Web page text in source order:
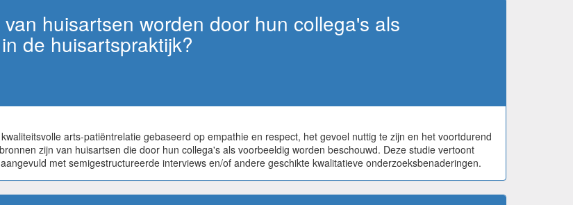
huisartsen worden door hun collega's als
de huisartspraktijk?
arts-patiëntrelatie gebaseerd op empathie en respect, het gevoel nuttig te zijn en het voortdurend
zijn van huisartsen die door hun collega's als voorbeeldig worden beschouwd. Deze studie vertoont
met semigestructureerde interviews en/of andere geschikte kwalitatieve onderzoeksbenaderingen.